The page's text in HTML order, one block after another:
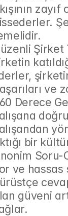
Şirket
ve
Derece
bir
Soru-
ve hassas
güveni